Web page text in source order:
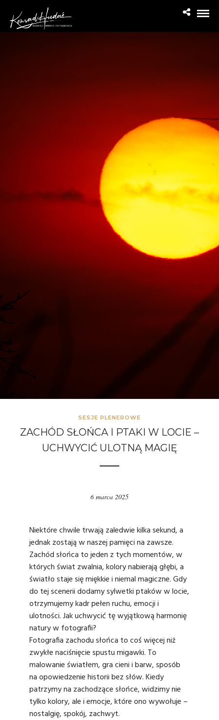
SESJE PLENEROWE
ZACHÓD SŁOŃCA I PTAKI W LOCIE –
UCHWYCIĆ ULOTNĄ MAGIĘ
6 marca 2025
Niektóre chwile trwają zaledwie kilka sekund, a
jednak zostają w naszej pamięci na zawsze.
Zachód słońca to jeden z tych momentów, w
których świat zwalnia, kolory nabierają głębi, a
światło staje się miękkie i niemal magiczne. Gdy
do tej scenerii dodamy sylwetki ptaków w locie,
otrzymujemy kadr pełen ruchu, emocji i
ulotności. Jak uchwycić tę wyjątkową harmonię
natury w fotografii?
Fotografia zachodu słońca to coś więcej niż
zwykłe naciśnięcie spustu migawki. To
malowanie światłem, gra cieni i barw, sposób
na opowiedzenie historii bez słów. Kiedy
patrzymy na zachodzące słońce, widzimy nie
tylko kolory, ale i emocje, które ono wywołuje –
nostalgię, spokój, zachwyt.